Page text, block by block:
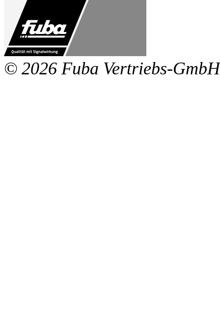
© 2026 Fuba Vertriebs-GmbH